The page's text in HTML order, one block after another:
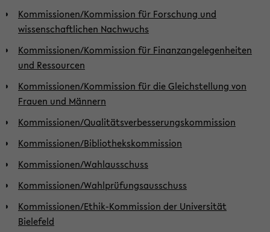
Kommissionen/Kommission für Forschung und
wissenschaftlichen Nachwuchs
Kommissionen/Kommission für Finanzangelegenheiten
und Ressourcen
Kommissionen/Kommission für die Gleichstellung von
Frauen und Männern
Kommissionen/Qualitätsverbesserungskommission
Kommissionen/Bibliothekskommission
Kommissionen/Wahlausschuss
Kommissionen/Wahlprüfungsausschuss
Kommissionen/Ethik-Kommission der Universität
Bielefeld